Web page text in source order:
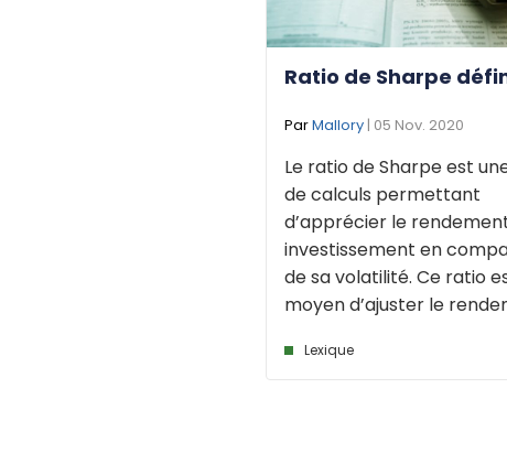
Ratio de Sharpe
ParMallory | 05 Nov. 2020
Le ratio de Sharpe est
de calculs permettant
d’apprécier le
investissement en
de sa volatilité. Ce ratio
moyen d’ajuster le
Lexique